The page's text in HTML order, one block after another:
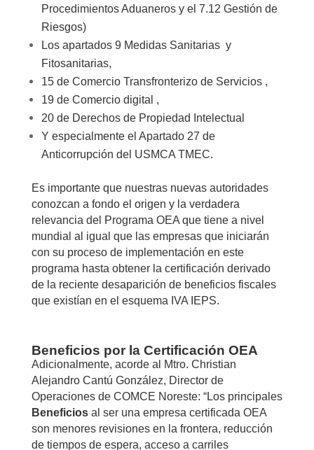
Procedimientos Aduaneros y el 7.12 Gestión de
Riesgos)
Los apartados 9 Medidas Sanitarias y
Fitosanitarias,
15 de Comercio Transfronterizo de Servicios ,
19 de Comercio digital ,
20 de Derechos de Propiedad Intelectual
Y especialmente el Apartado 27 de
Anticorrupción del USMCA TMEC.
Es importante que nuestras nuevas autoridades
conozcan a fondo el origen y la verdadera
relevancia del Programa OEA que tiene a nivel
mundial al igual que las empresas que iniciarán
con su proceso de implementación en este
programa hasta obtener la certificación derivado
de la reciente desaparición de beneficios fiscales
que existían en el esquema IVA IEPS.
Beneficios por la Certificación OEA
Adicionalmente, acorde al Mtro. Christian
Alejandro Cantú González, Director de
Operaciones de COMCE Noreste: “Los principales
Beneficiosal ser una empresa certificada OEA
son menores revisiones en la frontera, reducción
de tiempos de espera, acceso a carriles